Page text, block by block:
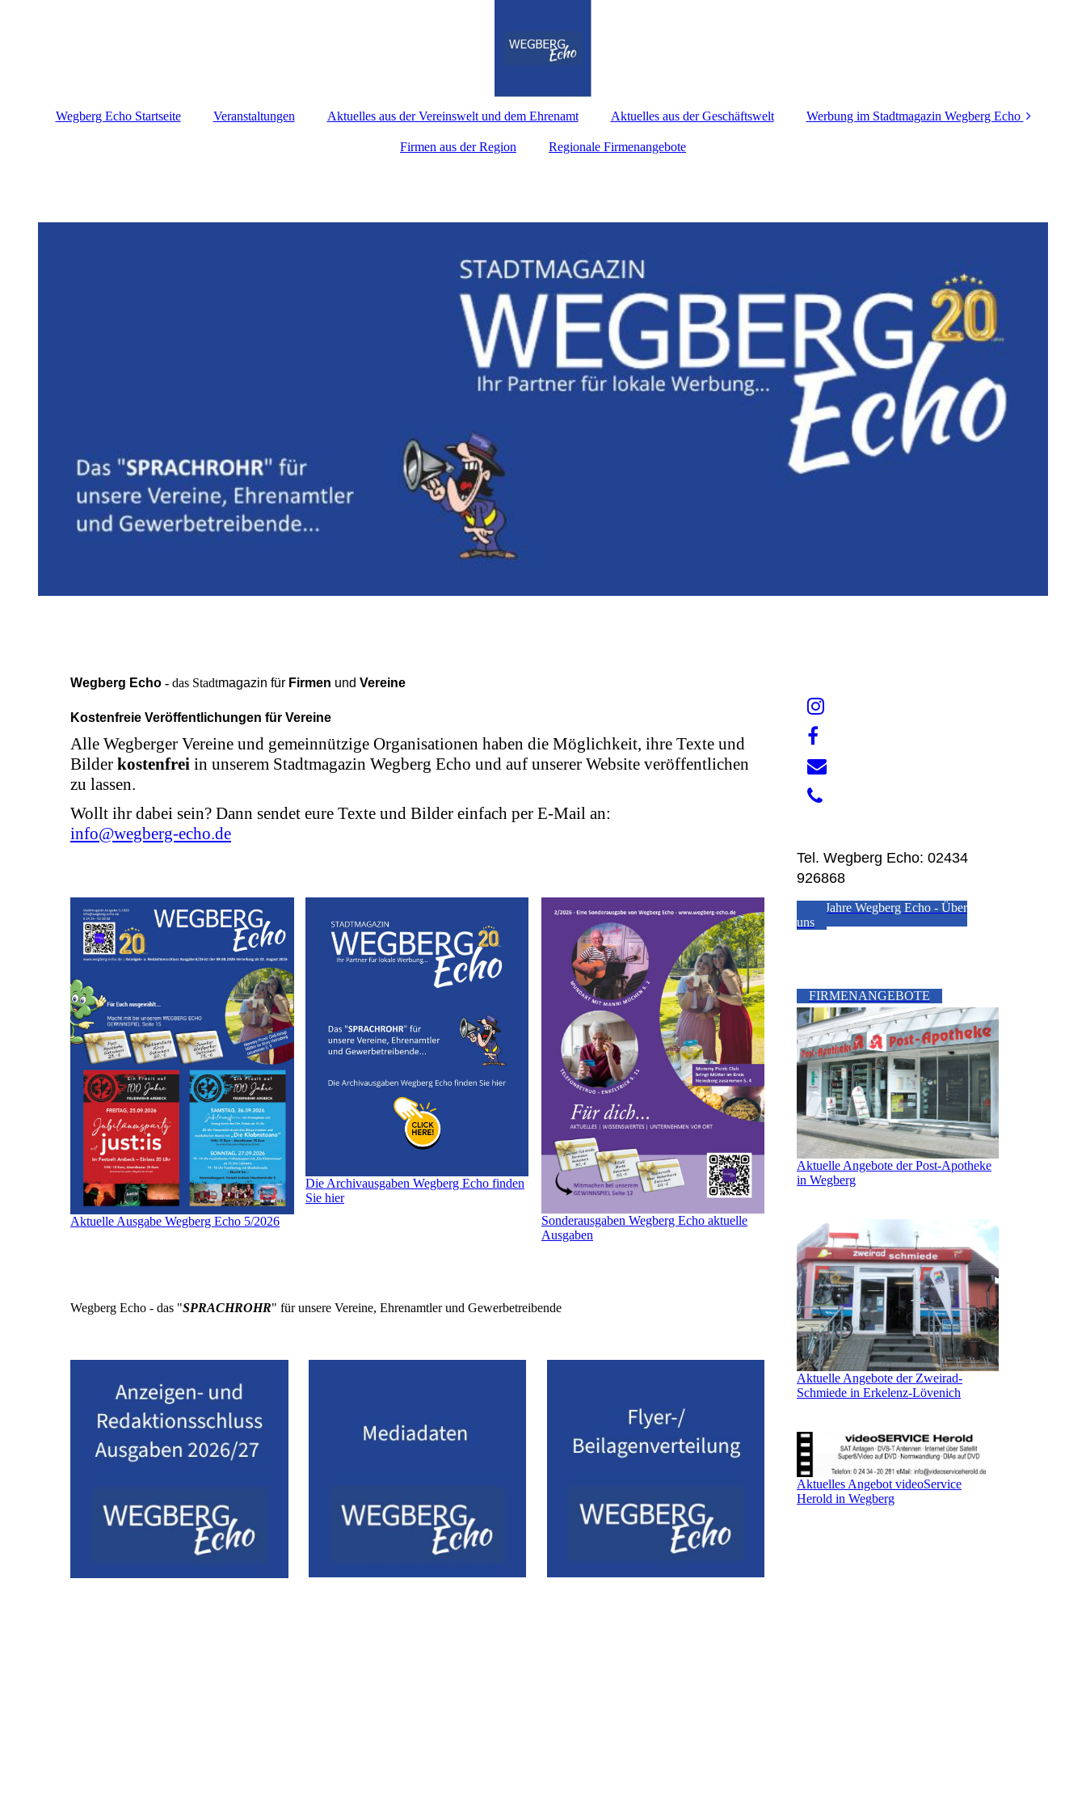
Wegberg Echo Startseite Veranstaltungen Aktuelles aus der Vereinswelt und dem Ehrenamt Aktuelles aus der Geschäftswelt Werbung im Stadtmagazin Wegberg Echo
Erkelenz
Ausgaben Wegberg
Echo
Sonderausgaben
Wegberg Echo
Firmen aus der Region Regionale Firmenangebote
Wegberg Echo - das Stadtmagazin für Firmen und Vereine
Kostenfreie Veröffentlichungen für Vereine
Alle Wegberger Vereine und gemeinnützige Organisationen haben die Möglichkeit, ihre Texte und
Bilder kostenfrei in unserem Stadtmagazin Wegberg Echo und auf unserer Website veröffentlichen
zu lassen.
Wollt ihr dabei sein? Dann sendet eure Texte und Bilder einfach per E-Mail an:
info@wegberg-echo.de
Aktuelle Ausgabe Wegberg Echo 5/2026
Die Archivausgaben Wegberg Echo finden
Sie hier
Sonderausgaben Wegberg Echo aktuelle
Ausgaben
Wegberg Echo - das "SPRACHROHR" für unsere Vereine, Ehrenamtler und Gewerbetreibende
Tel. Wegberg Echo: 02434
926868
20 Jahre Wegberg Echo - Über
uns
FIRMENANGEBOTE
Aktuelle Angebote der Post-Apotheke
in Wegberg
Aktuelle Angebote der Zweirad-
Schmiede in Erkelenz-Lövenich
Aktuelles Angebot videoService
Herold in Wegberg